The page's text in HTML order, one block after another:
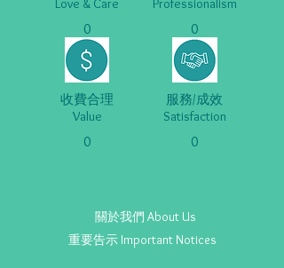
Love & Care
Professionalism
0 0
收費合理
Value
服務/成效
Satisfaction
0 0
關於我們 About Us
重要告示 Important Notices